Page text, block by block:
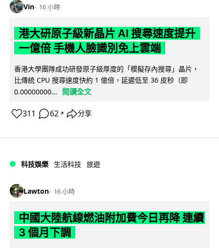
Vin 16 小時
港大研原子級新晶片 AI 搜尋速度提升
一億倍 手機人臉識別免上雲端
香港大學團隊成功研發原子級厚度的「模擬存內搜尋」晶片，
比傳統 CPU 搜尋速度快約 1 億倍，延遲低至 36 皮秒（即
0.00000000...
閱讀全文
311 62 ↗ 分享
科技娛樂 生活科技 旅遊
Lawton 16 小時
中國大陸航線燃油附加費今日再降 連續
3 個月下調